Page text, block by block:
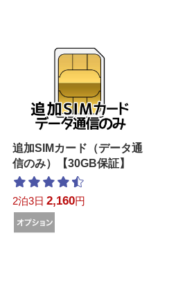
追加SIMカード（データ通
信のみ）【30GB保証】
2泊3日 2,160円